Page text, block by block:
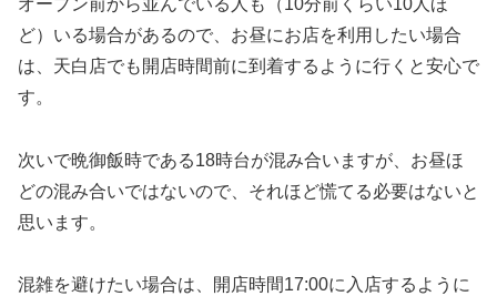
ど）いる場合があるので、お昼にお店を利用したい場合
は、天白店でも開店時間前に到着するように行くと安心で
す。
次いで晩御飯時である18時台が混み合いますが、お昼ほ
どの混み合いではないので、それほど慌てる必要はないと
思います。
混雑を避けたい場合は、開店時間17:00に入店するように